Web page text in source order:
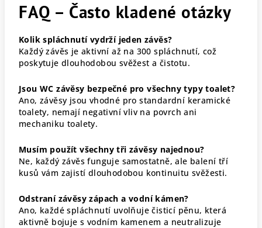
FAQ – Často kladené otázky
Kolik spláchnutí vydrží jeden závěs?
Každý závěs je aktivní až na 300 spláchnutí, což
poskytuje dlouhodobou svěžest a čistotu.
Jsou WC závěsy bezpečné pro všechny typy toalet?
Ano, závěsy jsou vhodné pro standardní keramické
toalety, nemají negativní vliv na povrch ani
mechaniku toalety.
Musím použít všechny tři závěsy najednou?
Ne, každý závěs funguje samostatně, ale balení tří
kusů vám zajistí dlouhodobou kontinuitu svěžesti.
Odstraní závěsy zápach a vodní kámen?
Ano, každé spláchnutí uvolňuje čisticí pěnu, která
aktivně bojuje s vodním kamenem a neutralizuje